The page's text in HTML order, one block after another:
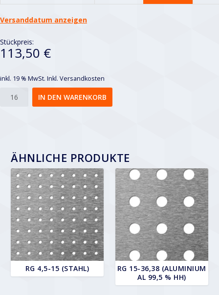
Versanddatum anzeigen
Stückpreis:
113,50 €
inkl. 19 % MwSt. Inkl. Versandkosten
IN DEN WARENKORB
ÄHNLICHE PRODUKTE
RG 4,5-15 (STAHL)
RG 15-36,38 (ALUMINIUM
AL 99,5 % HH)